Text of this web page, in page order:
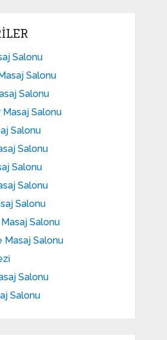
Salonu
Salonu
Salonu
Masaj Salonu
Salonu
Salonu
Salonu
Salonu
Salonu
Salonu
Masaj Salonu
Salonu
Salonu